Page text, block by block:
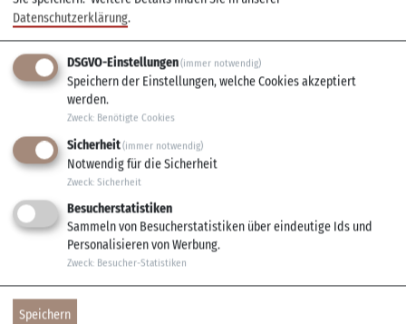
selbstverständlich gesorgt.
Und wer weiß – vielleicht schauen wir das Finale mit ganz
Veitshöchheim gemeinsam im großen Saal. 😊
Euer Mainfrankensäle-Team
Alle Termine
Beginn: 20:00 Uhr
Datenschutzerklärung.
DSGVO-Einstellungen(immer notwendig)
Speichern der Einstellungen, welche Cookies akzeptiert
werden.
Zweck: Benötigte Cookies
Sicherheit(immer notwendig)
Notwendig für die Sicherheit
Zweck: Sicherheit
Besucherstatistiken
Sammeln von Besucherstatistiken über eindeutige Ids und
Personalisieren von Werbung.
Zweck: Besucher-Statistiken
Speichern